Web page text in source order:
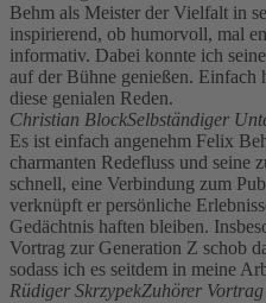
Behm als Meister der Vielfalt in
inspirierend, ob humorvoll, mal
informativ. Dabei konnte ich
auf der Bühne genießen.
diese genialen Reden.
Christian BlockSelbständiger
Es ist einfach angenehm Felix
charmanten Redefluss und seine
schnell, eine Verbindung zum
verknüpft er persönliche
Gedächtnis haften bleiben.
Vortrag zur Generation Z schob
sodass ich es seitdem in meine
Rüdiger SkrzypekZuhörer